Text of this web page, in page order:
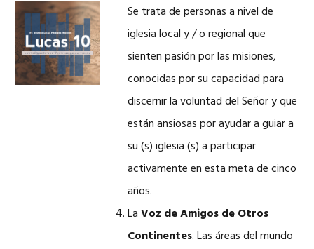
Se trata de personas a nivel de
iglesia local y / o regional que
sienten pasión por las misiones,
conocidas por su capacidad para
discernir la voluntad del Señor y que
están ansiosas por ayudar a guiar a
su (s) iglesia (s) a participar
activamente en esta meta de cinco
años.
LaVoz de Amigos de Otros
Continentes. Las áreas del mundo